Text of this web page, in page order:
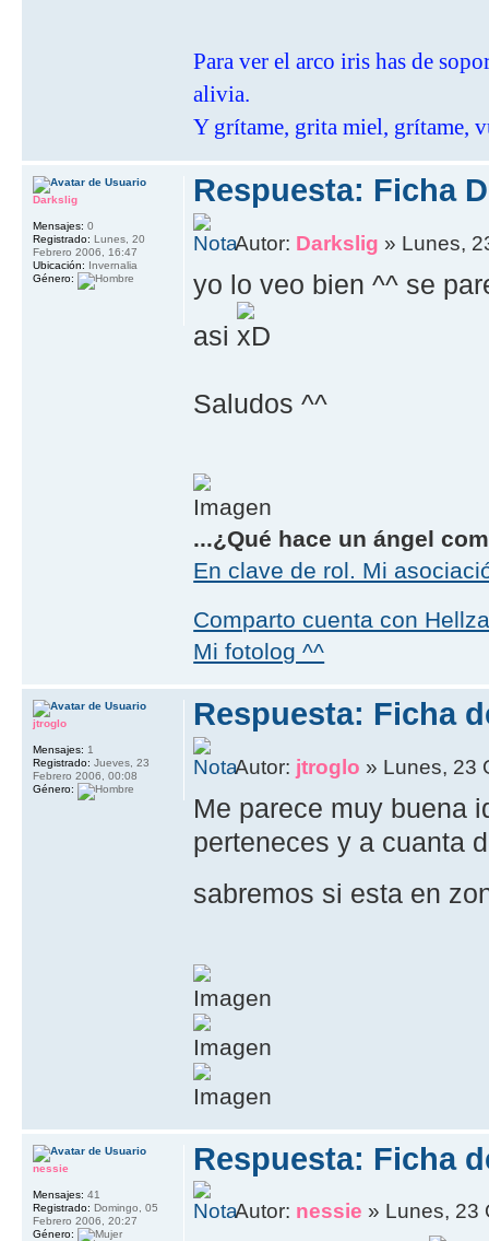
Para ver el arco iris has de
alivia.
Y grítame, grita miel, grítame,
Respuesta: Ficha
Autor: Darkslig » Lunes,
yo lo veo bien ^^ se
asi
Saludos ^^
...¿Qué hace un ángel
En clave de rol. Mi
Comparto cuenta con
Mi fotolog ^^
Darkslig
Mensajes: 0
Registrado: Lunes, 20
Febrero 2006, 16:47
Ubicación: Invernalia
Género:
Respuesta: Ficha
Autor: jtroglo » Lunes, 23
Me parece muy buena
perteneces y a cuanta
sabremos si esta en
jtroglo
Mensajes: 1
Registrado: Jueves, 23
Febrero 2006, 00:08
Género:
Respuesta: Ficha
Autor: nessie » Lunes, 23
nessie
Mensajes: 41
Registrado: Domingo, 05
Febrero 2006, 20:27
Género: